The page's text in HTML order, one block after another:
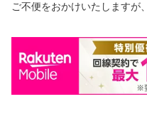
ご不便をおかけいたしますが